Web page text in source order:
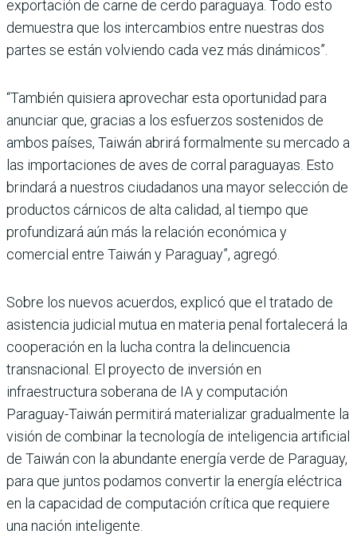
exportación de carne de cerdo paraguaya. Todo esto
demuestra que los intercambios entre nuestras dos
partes se están volviendo cada vez más dinámicos”.
“También quisiera aprovechar esta oportunidad para
anunciar que, gracias a los esfuerzos sostenidos de
ambos países, Taiwán abrirá formalmente su mercado a
las importaciones de aves de corral paraguayas. Esto
brindará a nuestros ciudadanos una mayor selección de
productos cárnicos de alta calidad, al tiempo que
profundizará aún más la relación económica y
comercial entre Taiwán y Paraguay”, agregó.
Sobre los nuevos acuerdos, explicó que el tratado de
asistencia judicial mutua en materia penal fortalecerá la
cooperación en la lucha contra la delincuencia
transnacional. El proyecto de inversión en
infraestructura soberana de IA y computación
Paraguay-Taiwán permitirá materializar gradualmente la
visión de combinar la tecnología de inteligencia artificial
de Taiwán con la abundante energía verde de Paraguay,
para que juntos podamos convertir la energía eléctrica
en la capacidad de computación crítica que requiere
una nación inteligente.